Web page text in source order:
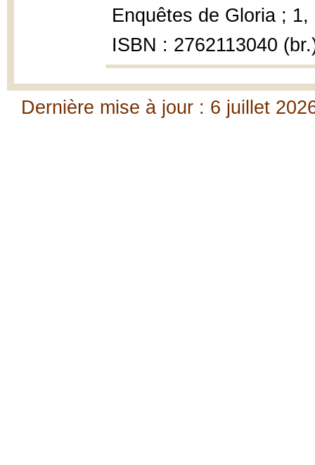
Enquêtes de Gloria ;
ISBN : 2762113040
Dernière mise à jour : 6 juillet